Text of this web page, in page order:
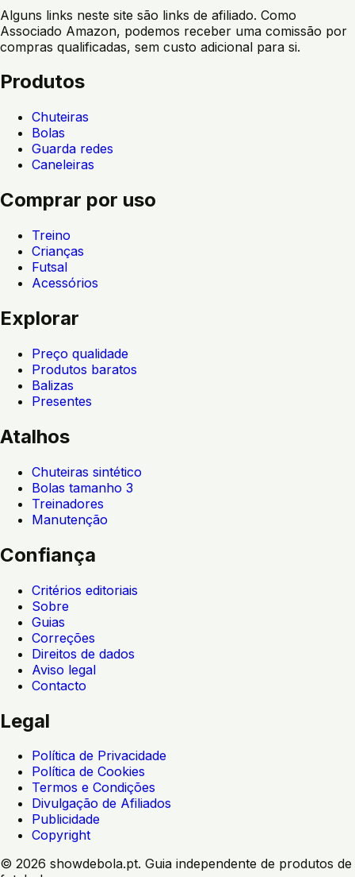
Alguns links neste site são links de afiliado. Como
Associado Amazon, podemos receber uma comissão por
compras qualificadas, sem custo adicional para si.
Produtos
Chuteiras
Bolas
Guarda redes
Caneleiras
Comprar por uso
Treino
Crianças
Futsal
Acessórios
Explorar
Preço qualidade
Produtos baratos
Balizas
Presentes
Atalhos
Chuteiras sintético
Bolas tamanho 3
Treinadores
Manutenção
Confiança
Critérios editoriais
Sobre
Guias
Correções
Direitos de dados
Aviso legal
Contacto
Legal
Política de Privacidade
Política de Cookies
Termos e Condições
Divulgação de Afiliados
Publicidade
Copyright
© 2026 showdebola.pt. Guia independente de produtos de